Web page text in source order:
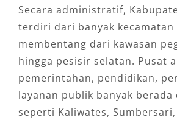
Secara administratif,
terdiri dari banyak kecamatan
membentang dari kawasan
hingga pesisir selatan. Pusat
pemerintahan, pendidikan,
layanan publik banyak berada
seperti Kaliwates,